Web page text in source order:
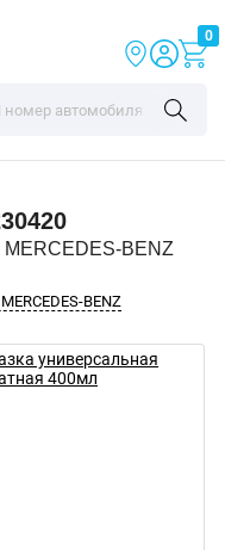
0
MERCEDES-BENZ
BENZ